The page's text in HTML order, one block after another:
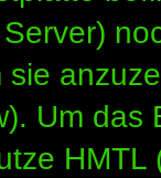
Um
HMTL